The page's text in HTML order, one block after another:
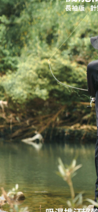
https://aftee.tw/terms/#terms3
３．未成年的使用者請事先徵
「AFTEE先享後付」，若未經
任。
４．使用「AFTEE先享後付」
時審查核予不同之上限額度；
請求用戶進行身份認證。
５．嚴禁一人註冊多個帳號或
恩沛科技股份有限公司將有權
離島一般宅配
每筆NT$200，滿
貨到付款（門市自取請勿下
每筆NT$200，滿
國家/地區配送(**下單前請
計)，訂單才得以成立**)